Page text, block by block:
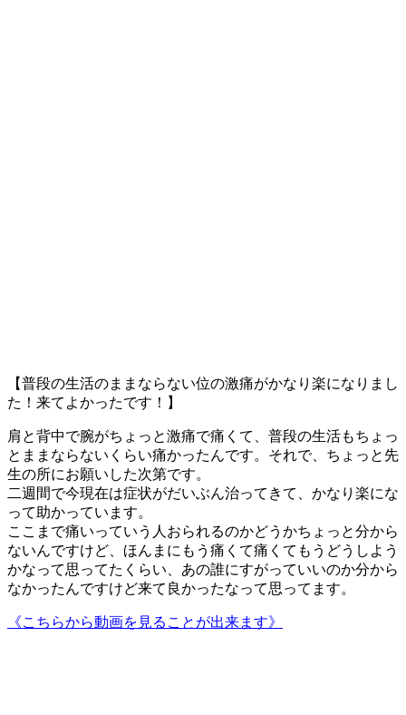
【普段の生活のままならない位の激痛がかなり楽になりまし
た！来てよかったです！】
肩と背中で腕がちょっと激痛で痛くて、普段の生活もちょっ
とままならないくらい痛かったんです。それで、ちょっと先
生の所にお願いした次第です。
二週間で今現在は症状がだいぶん治ってきて、かなり楽にな
って助かっています。
ここまで痛いっていう人おられるのかどうかちょっと分から
ないんですけど、ほんまにもう痛くて痛くてもうどうしよう
かなって思ってたくらい、あの誰にすがっていいのか分から
なかったんですけど来て良かったなって思ってます。
《こちらから動画を見ることが出来ます》